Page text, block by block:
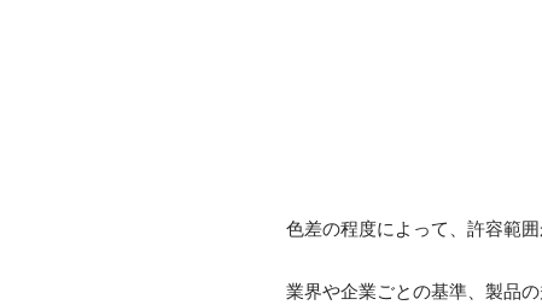
色差の程度によって、許容範囲
業界や企業ごとの基準、製品